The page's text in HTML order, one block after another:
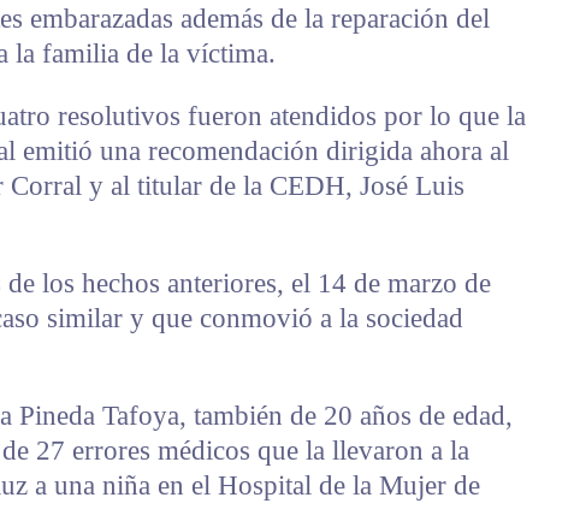
embarazadas además de la reparación del
la familia de la víctima.
resolutivos fueron atendidos por lo que la
emitió una recomendación dirigida ahora al
Corral y al titular de la CEDH, José Luis
de los hechos anteriores, el 14 de marzo de
similar y que conmovió a la sociedad
Pineda Tafoya, también de 20 años de edad,
27 errores médicos que la llevaron a la
a una niña en el Hospital de la Mujer de